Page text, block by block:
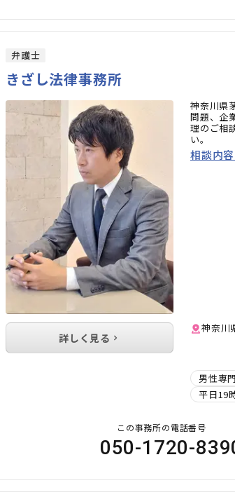
弁護士
きざし法律事務所
神奈川県
問題、企
理のご相
い。
相談内
神奈川
男性専
平日19
詳しく見る
この事務所の電話番号
050-1720-